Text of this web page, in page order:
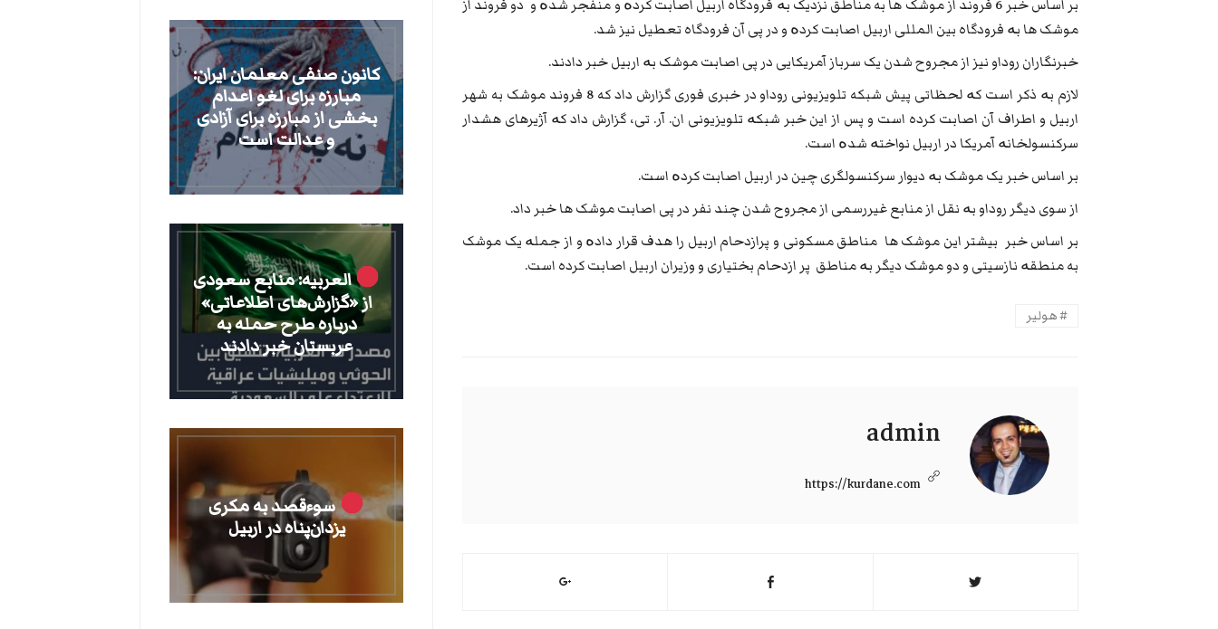
بر اساس خبر 6 فروند از موشک ها به مناطق نزدیک بە فرودگاه اربیل اصابت کردە و منفجر شدە و دو فروند از
موشک ها بە فرودگاه بین المللی اربیل اصابت کردە و در پی آن فرودگاه تعطیل نیز شد.
خبرنگاران روداو نیز از مجروح شدن یک سرباز آمریکایی در پی اصابت موشک بە اربیل خبر دادند.
لازم بە ذکر است کە لحظاتی پیش شبکه تلویزیونی روداو در خبری فوری گزارش داد که 8 فروند موشک به شهر
اربیل و اطراف آن اصابت کرده است و پس از این خبر شبکە تلویزیونی ان. آر. تی، گزارش داد کە آژیرهای هشدار
سرکنسولخانە آمریکا در اربیل نواختە شدە است.
بر اساس خبر یک موشک بە دیوار سرکنسولگری چین در اربیل اصابت کردە است.
از سوی دیگر روداو بە نقل از منابع غیررسمی از مجروح شدن چند نفر در پی اصابت موشک ها خبر داد.
بر اساس خبر بیشتر این موشک ها مناطق مسکونی و پرازدحام اربیل را هدف قرار دادە و از جملە یک موشک
به منطقە نازسیتی و دو موشک دیگر بە مناطق پر ازدحام بختیاری و وزیران اربیل اصابت کرده است.
هولیر
admin
https://kurdane.com
کانون صنفی معلمان ایران:
مبارزه برای لغو اعدام
بخشی از مبارزه برای آزادی
و عدالت است
العربیه: منابع سعودی
از «گزارش‌های اطلاعاتی»
درباره طرح حمله به
عربستان خبر دادند
سوءقصد به مکری
یزدان‌پناه در اربیل